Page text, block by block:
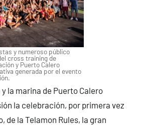
y numeroso público
cross training de
y Puerto Calero
generada por el evento
la marina de Puerto Calero
la celebración, por primera vez
de la Telamon Rules, la gran